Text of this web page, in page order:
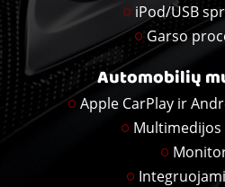
iPod/USB
Garso
Automobilių
Apple CarPlay ir